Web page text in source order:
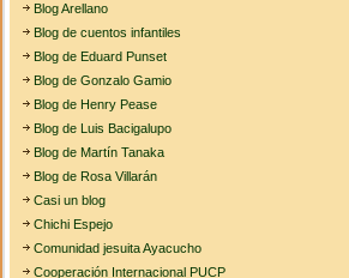
Blog Arellano
Blog de cuentos infantiles
Blog de Eduard Punset
Blog de Gonzalo Gamio
Blog de Henry Pease
Blog de Luis Bacigalupo
Blog de Martín Tanaka
Blog de Rosa Villarán
Casi un blog
Chichi Espejo
Comunidad jesuita Ayacucho
Cooperación Internacional PUCP